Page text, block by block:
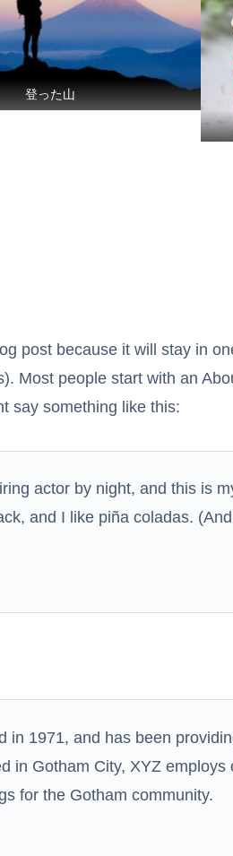
登った山
post because it will stay in
Most people start with an
say something like this:
actor by night, and this is
and I like piña coladas. (And
in 1971, and has been
in Gotham City, XYZ employs
for the Gotham community.